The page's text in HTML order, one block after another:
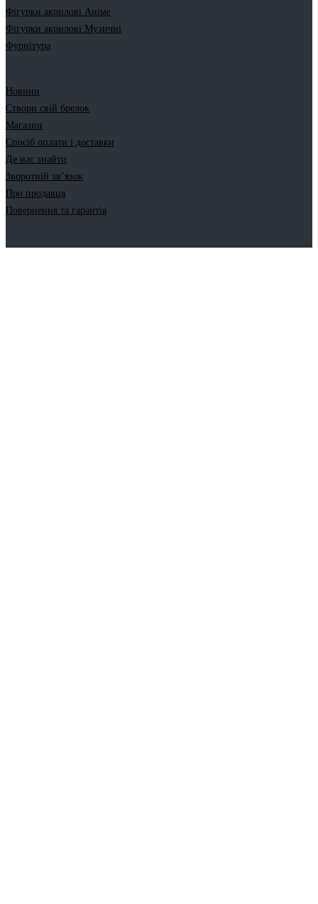
Фігурки акрилові Аніме
Фігурки акрилові Музичні
Фурнітура
Новини
Створи свій брелок
Магазин
Спосіб оплати і доставки
Де нас знайти
Зворотній зв’язок
Про продавця
Повернення та гарантія